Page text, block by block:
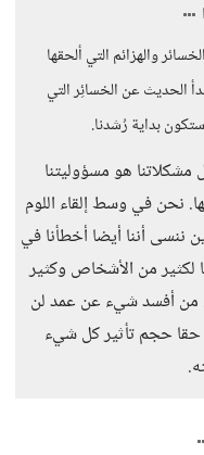
والهزائم التي ألحقها
الحديث عن الخسائِر التي
بداية رُشدنا.
هو مسؤوليتنا
نحن في وسط إلقاء اللوم
ننسى أننا أيضا أخطأنا في
لكثير من الأشخاص وكثير
من أفسد شيء عن عمد لن
حقا حجم تأثير كل شيء